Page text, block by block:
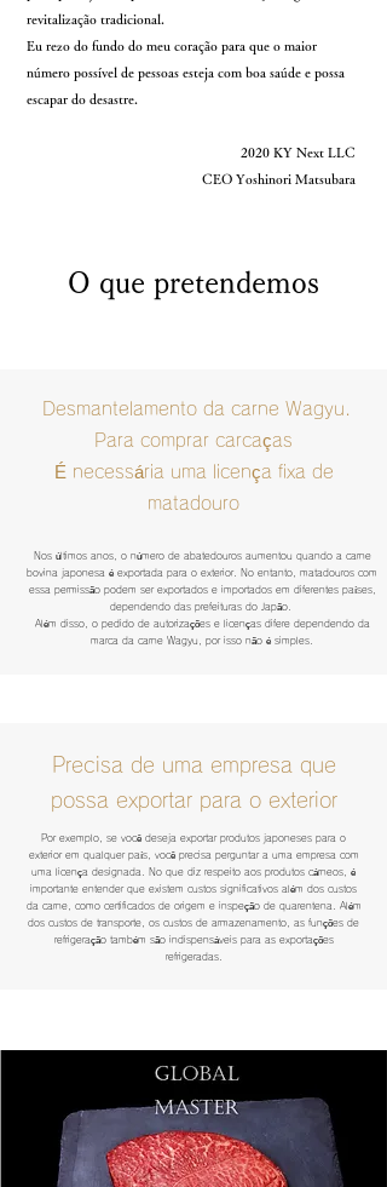
revitalização tradicional.
Eu rezo do fundo do meu coração para que o maior
número possível de pessoas esteja com boa saúde e possa
escapar do desastre.
2020 KY Next LLC
CEO Yoshinori Matsubara
​O que pretendemos
Desmantelamento da carne Wagyu.
Para comprar carcaças
É necessária uma licença fixa de
matadouro
Nos últimos anos, o número de abatedouros aumentou quando a carne
bovina japonesa é exportada para o exterior. No entanto, matadouros com
essa permissão podem ser exportados e importados em diferentes países,
dependendo das prefeituras do Japão.
Além disso, o pedido de autorizações e licenças difere dependendo da
marca da carne Wagyu, por isso não é simples.
​Precisa de uma empresa que
possa exportar para o exterior
​Por exemplo, se você deseja exportar produtos japoneses para o
exterior em qualquer país, você precisa perguntar a uma empresa com
uma licença designada. No que diz respeito aos produtos cárneos, é
importante entender que existem custos significativos além dos custos
da carne, como certificados de origem e inspeção de quarentena.​ Além
dos custos de transporte, os custos de armazenamento, as funções de
refrigeração também são indispensáveis para as exportações
refrigeradas.